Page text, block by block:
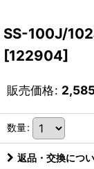
SS-100J/
[122904]
販売価格:
数量:
返品・交換につ